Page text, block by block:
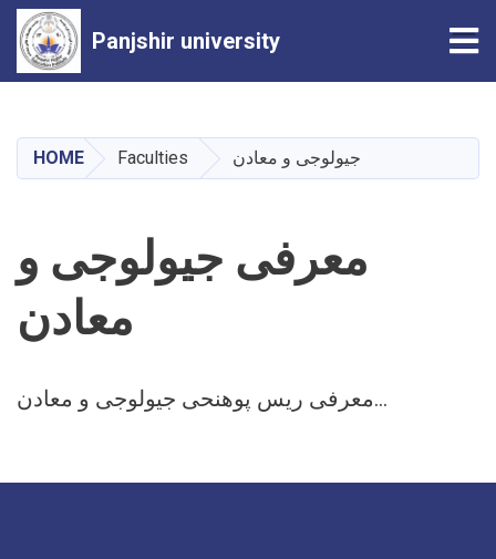
main
content
Panjshir university
HOME Faculties جیولوجی و معادن
معرفی جیولوجی و
معادن
معرفی ریس پوهنحی جیولوجی و معادن...